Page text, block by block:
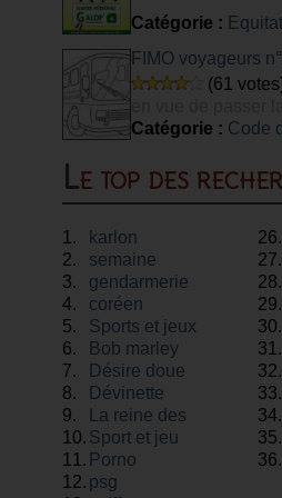
Catégorie :
FIMO voyageurs
(61
Initiale Minimale
Catégorie : Code
Le top des
1.
karlon
2.
semaine
3.
gendarmerie
4.
coréen
5.
Sports et jeux
6.
Bob marley
7.
Désire doue
8.
Dévinette
9.
La reine des
neiges
10. Sport et jeu
11. Porno
12. psg
26.
27.
28.
29.
30.
31.
32.
33.
34.
35.
36.